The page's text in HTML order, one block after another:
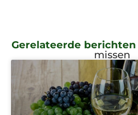
Gerelateerde berichten
missen